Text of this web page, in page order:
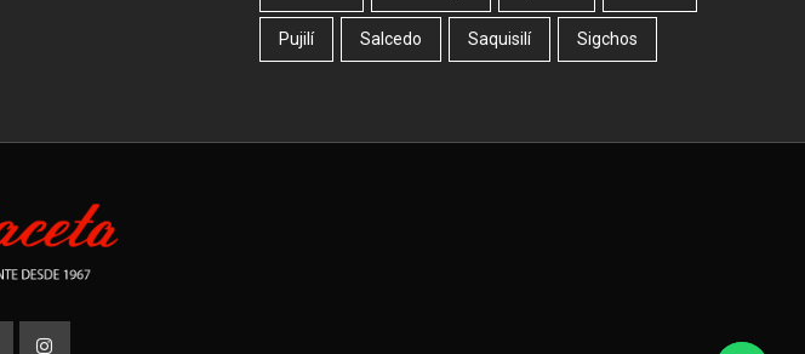
Pujilí Salcedo Saquisilí Sigchos